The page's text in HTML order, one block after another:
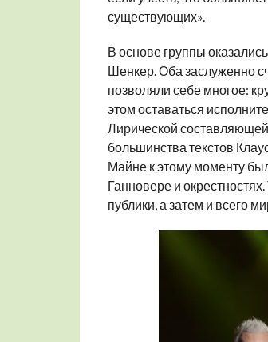
существующих».
В основе группы
Шенкер. Оба заслуженно
позволяли себе многое:
этом оставаться
Лирической
большинства текстов
Майне к этому моменту
Ганновере и
публики, а затем и всего